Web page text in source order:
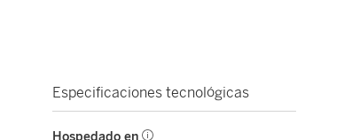
Especificaciones tecnológicas
Hospedado en